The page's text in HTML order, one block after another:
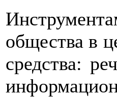
общества в
средства: